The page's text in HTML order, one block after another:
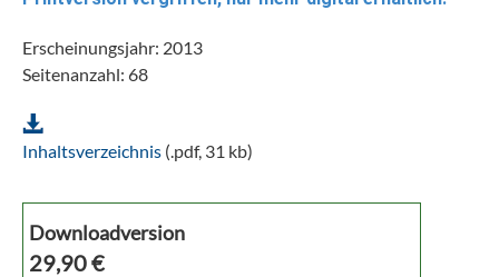
Erscheinungsjahr: 2013
Seitenanzahl: 68
Inhaltsverzeichnis (.pdf, 31 kb)
Downloadversion
29,90€